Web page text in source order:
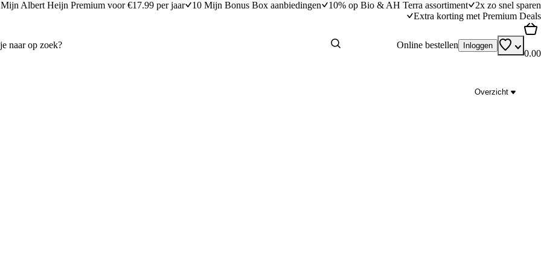
Mijn Albert Heijn Premium voor €17.99 per jaar 10 Mijn Bonus Box aanbiedingen 10% op Bio & AH Terra assortiment
2x zo snel sparen
Extra korting met Premium Deals
Online bestellen Inloggen
0.00
Overzicht